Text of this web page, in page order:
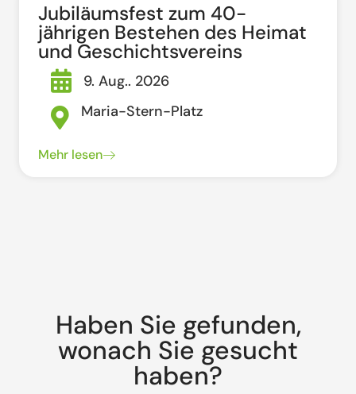
Jubiläumsfest zum 40-
jährigen Bestehen des Heimat
und Geschichtsvereins
9. Aug.. 2026
Maria-Stern-Platz
Mehr lesen
Haben Sie gefunden,
wonach Sie gesucht
haben?